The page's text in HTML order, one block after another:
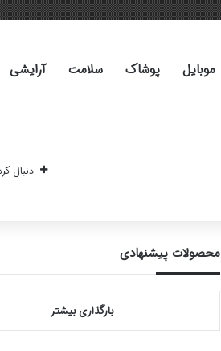
موبایل پوشاک سلامت آرایشی
دنبال
محصولات پیشنهادی
بارگذاری بیشتر